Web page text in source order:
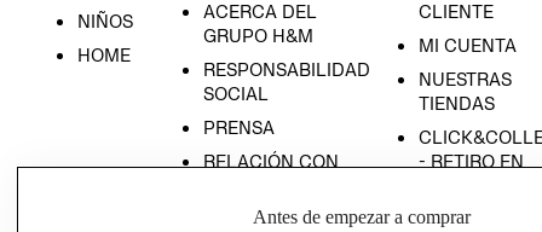
NIÑOS
HOME
ACERCA DEL
GRUPO H&M
RESPONSABILIDAD
SOCIAL
PRENSA
RELACIÓN CON
POLÍTICA
CLIENTE
MI CUENTA
NUESTRAS
TIENDAS
- RETIRO EN
TÉRMINOS Y
Antes de empezar a comprar